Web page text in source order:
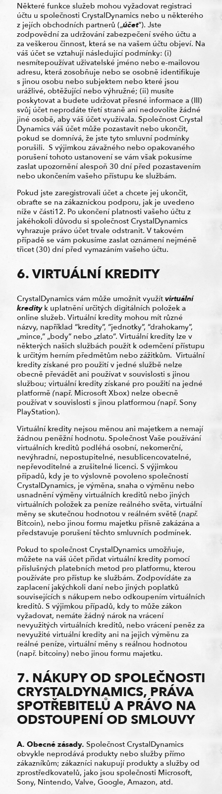
Některé funkce služeb mohou vyžadovat registraci
účtu u společnosti CrystalDynamics nebo u některého
z jejích obchodních partnerů („účet“). Jste
zodpovědní za udržování zabezpečení svého účtu a
za veškerou činnost, která se na vašem účtu objeví. Na
váš účet se vztahují následující podmínky: (i)
nesmítepoužívat uživatelské jméno nebo e-mailovou
adresu, která zosobňuje nebo se osobně identifikuje
s jinou osobu nebo subjektem nebo které jsou
urážlivé, obtěžující nebo výhružné; (ii) musíte
poskytovat a budete udržovat přesné informace a (III)
svůj účet neprodáte třetí straně ani nedovolíte žádné
jiné osobě, aby váš účet využívala. Společnost Crystal
Dynamics váš účet může pozastavit nebo ukončit,
pokud se domnívá, že jste tyto smluvní podmínky
porušili. S výjimkou závažného nebo opakovaného
porušení tohoto ustanovení se vám však pokusíme
zaslat upozornění alespoň 30 dní před pozastavením
nebo ukončením vašeho přístupu ke službám.
Pokud jste zaregistrovali účet a chcete jej ukončit,
obraťte se na zákaznickou podporu, jak je uvedeno
níže v části12. Po ukončení platnosti vašeho účtu z
jakéhokoli důvodu si společnost CrystalDynamics
vyhrazuje právo účet trvale odstranit. V takovém
případě se vám pokusíme zaslat oznámení nejméně
třicet (30) dní před vymazáním vašeho účtu.
6. VIRTUÁLNÍ KREDITY
CrystalDynamics vám může umožnit využít virtuální
kredityk uplatnění určitých digitálních položek a
online služeb. Virtuální kredity mohou mít různé
názvy, například “kredity”, “jednotky”, “drahokamy”,
„mince,“ „body“ nebo „zlato“. Virtuální kredity lze v
některých našich službách použít k odemčení přístupu
k určitým herním předmětům nebo zážitkům. Virtuální
kredity získané pro použití v jedné službě nelze
obecně převádět ani používat v souvislosti s jinou
službou; virtuální kredity získané pro použití na jedné
platformě (např. Microsoft Xbox) nelze obecně
používat v souvislosti s jinou platformou (např. Sony
PlayStation).
Virtuální kredity nejsou měnou ani majetkem a nemají
žádnou peněžní hodnotu. Společnost Vaše používání
virtuálních kreditů podléhá osobní, nekomerční,
nevýhradní, nepostupitelné, nesublicencovatelné,
nepřevoditelné a zrušitelné licenci. S výjimkou
případů, kdy je to výslovně povoleno společností
CrystalDynamics, je výměna, snaha o výměnu nebo
usnadnění výměny virtuálních kreditů nebo jiných
virtuálních položek za peníze reálného světa, virtuální
měny se skutečnou hodnotou v reálném světě (např.
Bitcoin), nebo jinou formu majetku přísně zakázána a
představuje porušení těchto smluvních podmínek.
Pokud to společnost CrystalDynamics umožňuje,
můžete na váš účet přidat virtuální kredity pomocí
příslušných platebních metod pro platformu, kterou
používáte pro přístup ke službám. Zodpovídáte za
zaplacení jakýchkoli daní nebo jiných poplatků
souvisejících s nákupem nebo odkoupením virtuálních
kreditů. S výjimkou případů, kdy to může zákon
vyžadovat, nemáte žádný nárok na vrácení
nevyužitých virtuálních kreditů, nebo vrácení peněz za
nevyužité virtuální kredity ani na jejich výměnu za
reálné peníze, virtuální měny s reálnou hodnotou
(např. bitcoiny) nebo jinou formu majetku.
7. NÁKUPY OD SPOLEČNOSTI
CRYSTALDYNAMICS, PRÁVA
SPOTŘEBITELŮ A PRÁVO NA
ODSTOUPENÍ OD SMLOUVY
A. Obecné zásady. Společnost CrystalDynamics
obvykle neprodává produkty nebo služby přímo
zákazníkům; zákazníci nakupují produkty a služby od
zprostředkovatelů, jako jsou společnosti Microsoft,
Sony, Nintendo, Valve, Google, Amazon, atd.